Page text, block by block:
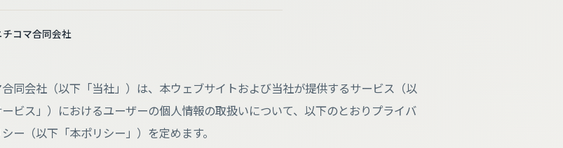
チコマ合同会社
同会社（以下「当社」）は、本ウェブサイトおよび当社が提供するサービス（以
ビス」）におけるユーザーの個人情報の取扱いについて、以下のとおりプライバ
ー（以下「本ポリシー」）を定めます。